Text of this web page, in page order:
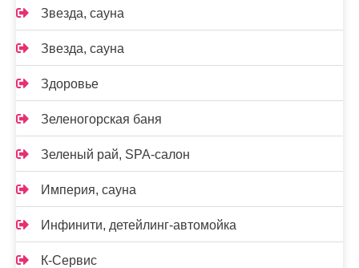
Звезда, сауна
Звезда, сауна
Здоровье
Зеленогорская баня
Зеленый рай, SPA-салон
Империя, сауна
Инфинити, детейлинг-автомойка
К-Сервис